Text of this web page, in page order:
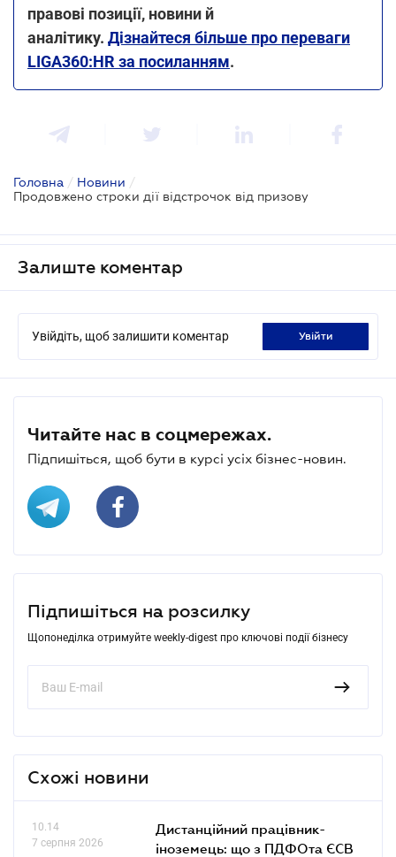
правові позиції, новини й
аналітику. Дізнайтеся більше про переваги
LIGA360:HR за посиланням.
Головна / Новини /
Продовжено строки дії відстрочок від призову
Залиште коментар
Увійдіть, щоб залишити коментар увійти
Читайте нас в соцмережах.
Підпишіться, щоб бути в курсі усіх бізнес-новин.
Підпишіться на розсилку
Щопонеділка отримуйте weekly-digest про ключові події бізнесу
Схожі новини
10.14
7 серпня 2026
Дистанційний працівник-
іноземець: що з ПДФОта ЄСВ